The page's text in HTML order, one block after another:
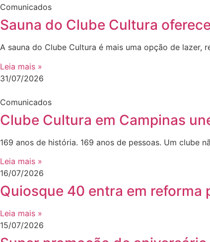
Comunicados
Sauna do Clube Cultura
A sauna do Clube Cultura é mais uma opção de
Leia mais »
31/07/2026
Comunicados
Clube Cultura em Campinas
169 anos de história. 169 anos de pessoas. Um clube
Leia mais »
16/07/2026
Quiosque 40 entra em
Leia mais »
15/07/2026